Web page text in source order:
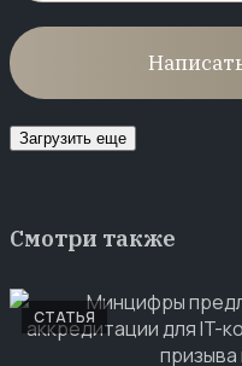
Загрузить еще
Смотри также
СТАТЬЯ